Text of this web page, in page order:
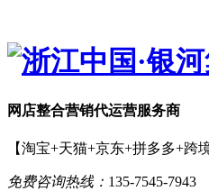
网店整合营销代运营服务商
【淘宝+天猫+京东+拼多多+跨
免费咨询热线： 135-7545-7943